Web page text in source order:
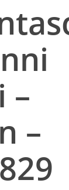
–
–